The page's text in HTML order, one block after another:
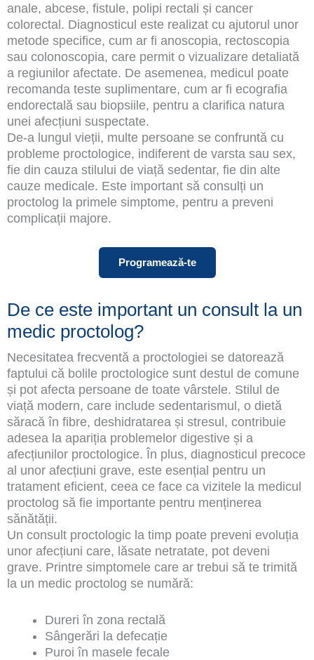
anale, abcese, fistule, polipi rectali și cancer
colorectal. Diagnosticul este realizat cu ajutorul unor
metode specifice, cum ar fi anoscopia, rectoscopia
sau colonoscopia, care permit o vizualizare detaliată
a regiunilor afectate. De asemenea, medicul poate
recomanda teste suplimentare, cum ar fi ecografia
endorectală sau biopsiile, pentru a clarifica natura
unei afecțiuni suspectate.
De-a lungul vieții, multe persoane se confruntă cu
probleme proctologice, indiferent de varsta sau sex,
fie din cauza stilului de viață sedentar, fie din alte
cauze medicale. Este important să consulți un
proctolog la primele simptome, pentru a preveni
complicații majore.
Programează-te
De ce este important un consult la un
medic proctolog?
Necesitatea frecventă a proctologiei se datorează
faptului că bolile proctologice sunt destul de comune
și pot afecta persoane de toate vârstele. Stilul de
viață modern, care include sedentarismul, o dietă
săracă în fibre, deshidratarea și stresul, contribuie
adesea la apariția problemelor digestive și a
afecțiunilor proctologice. În plus, diagnosticul precoce
al unor afecțiuni grave, este esențial pentru un
tratament eficient, ceea ce face ca vizitele la medicul
proctolog să fie importante pentru menținerea
sănătății.
Un consult proctologic la timp poate preveni evoluția
unor afecțiuni care, lăsate netratate, pot deveni
grave. Printre simptomele care ar trebui să te trimită
la un medic proctolog se numără:
Dureri în zona rectală
Sângerări la defecație
Puroi în masele fecale